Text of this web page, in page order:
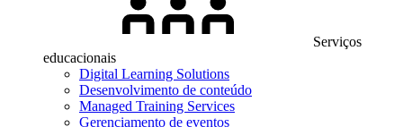
Serviços
educacionais
Digital Learning Solutions
Desenvolvimento de conteúdo
Managed Training Services
Gerenciamento de eventos